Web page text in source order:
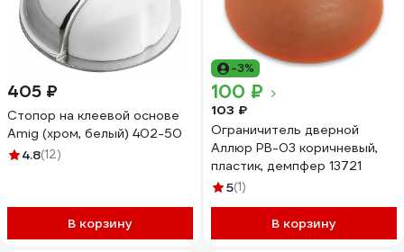
405 ₽
Стопор на клеевой основе
Amig (хром, белый) 402-50
4.8(12)
В корзину
-3%
100 ₽
103 ₽
Ограничитель дверной
Аллюр PB-03 коричневый,
пластик, демпфер 13721
5(1)
В корзину